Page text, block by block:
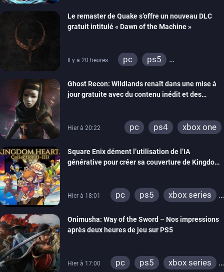
Le remaster de Quake s’offre un nouveau DLC
gratuit intitulé « Dawn of the Machine »
Il y a 20 heures pc
ps5
ps4
xbox one
nintendo 64
Ghost Recon: Wildlands renaît dans une mise à
jour gratuite avec du contenu inédit et des
Hier à 20:22 pc ps4 xbox one
Square Enix dément l’utilisation de l’IA
générative pour créer sa couverture de Kingdom
Hier à 18:01 pc ps5
xbox series
Onimusha: Way of the Sword – Nos impressions
après deux heures de jeu sur PS5
Hier à 17:00 pc ps5
xbox series